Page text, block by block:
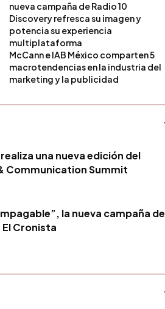
nueva campaña de Radio 10
Discovery refresca su imagen y
potencia su experiencia
multiplataforma
McCann e IAB México comparten 5
macrotendencias en la industria del
marketing y la publicidad
una nueva edición del
Communication Summit
la nueva campaña de
Cronista